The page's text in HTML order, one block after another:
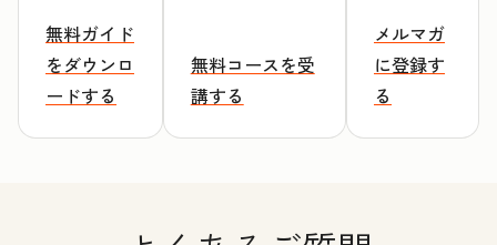
無料ガイド
をダウンロ
ードする
無料コースを受
講する
メルマガ
に登録す
る